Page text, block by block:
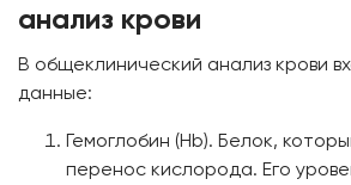
анализ крови
В общеклинический анализ крови
данные:
Гемоглобин (Hb). Белок,
перенос кислорода. Его